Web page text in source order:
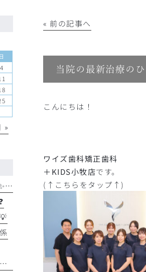
« 前の記事へ
当院の最新治療の
こんにちは！
ワイズ歯科矯正歯科
＋KIDS小牧店です。
(↑こちらをタップ↑)
日
4
»
🦷✨**歯のなぞなぞクイズに挑戦！✨🪥
歯周病は大人だけじゃない？初期症状をチェック